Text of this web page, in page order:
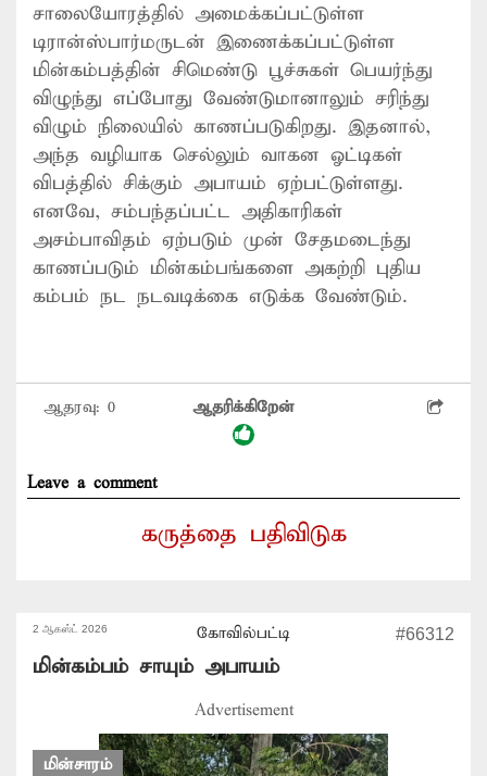
சாலையோரத்தில் அமைக்கப்பட்டுள்ள
டிரான்ஸ்பார்மருடன் இணைக்கப்பட்டுள்ள
மின்கம்பத்தின் சிமெண்டு பூச்சுகள் பெயர்ந்து
விழுந்து எப்போது வேண்டுமானாலும் சரிந்து
விழும் நிலையில் காணப்படுகிறது. இதனால்,
அந்த வழியாக செல்லும் வாகன ஓட்டிகள்
விபத்தில் சிக்கும் அபாயம் ஏற்பட்டுள்ளது.
எனவே, சம்பந்தப்பட்ட அதிகாரிகள்
அசம்பாவிதம் ஏற்படும் முன் சேதமடைந்து
காணப்படும் மின்கம்பங்களை அகற்றி புதிய
கம்பம் நட நடவடிக்கை எடுக்க வேண்டும்.
ஆதரவு: 0 ஆதரிக்கிறேன்
Leave a comment
கருத்தை பதிவிடுக
2 ஆகஸ்ட் 2026 கோவில்பட்டி #66312
மின்கம்பம் சாயும் அபாயம்
Advertisement
மின்சாரம்